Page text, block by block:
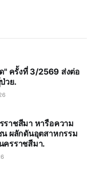
" ครั้งที่ 3/2569 ส่งต่อ
วย.
ราชสีมา หารือความ
น ผลักดันอุตสาหกรรม
ครราชสีมา.